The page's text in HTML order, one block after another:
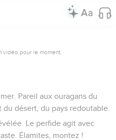
pour le moment.
Pareil aux ouragans du
désert, du pays redoutable.
Le perfide agit avec
Élamites, montez !